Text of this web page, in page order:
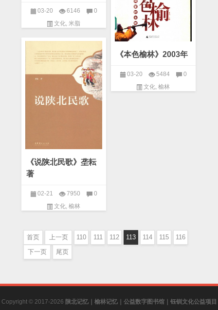
03-20 6146
0
文化,米脂
《本色榆林》2003年
03-20 5484
0
文化 ,榆林
《说陕北民歌》垄耘
著
02-21 7950
0
文化 ,榆林
首页 上一页 110 111 112 113 114 115
116
下一页
尾页
Copyright © 2017-2026 陕北记忆｜榆林记忆｜公益数字图书馆｜钰钏文化公益项目